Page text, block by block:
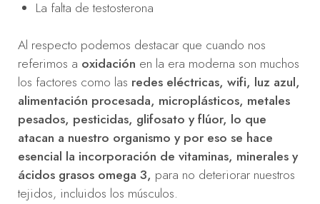
La falta de testosterona
Al respecto podemos destacar que cuando nos
referimos a oxidación en la era moderna son muchos
los factores como las redes eléctricas, wifi, luz azul,
alimentación procesada, microplásticos, metales
pesados, pesticidas, glifosato y flúor, lo que
atacan a nuestro organismo y por eso se hace
esencial la incorporación de vitaminas, minerales y
ácidos grasos omega 3, para no deteriorar nuestros
tejidos, incluidos los músculos.